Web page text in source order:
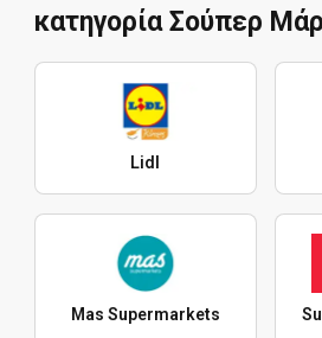
κατηγορία Σούπερ
Lidl
Mas Supermarkets